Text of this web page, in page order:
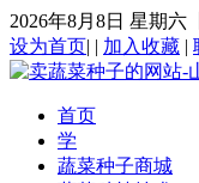
2026年8月8日 星期六
设为首页| | 加入收藏 |
首页
学
蔬菜种子商城